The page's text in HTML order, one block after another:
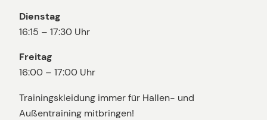
Dienstag
16:15 – 17:30 Uhr
Freitag
16:00 – 17:00 Uhr
Trainingskleidung immer für Hallen- und
Außentraining mitbringen!